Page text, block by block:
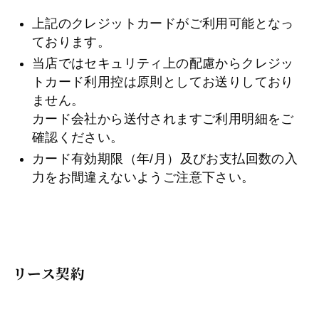
上記のクレジットカードがご利用可能となっ
ております。
当店ではセキュリティ上の配慮からクレジッ
トカード利用控は原則としてお送りしており
ません。
カード会社から送付されますご利用明細をご
確認ください。
カード有効期限（年/月）及びお支払回数の入
力をお間違えないようご注意下さい。
リース契約